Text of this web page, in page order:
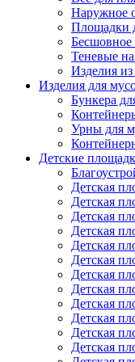
Наружное
Площадки
Бесшовное
Теневые
Изделия
Изделия для
Бункера
Урны для
Детские
Детская
Детская
Детская
Детская
Детская
Детская
Детская
Детская
Детская
Детская
Детская
Детская